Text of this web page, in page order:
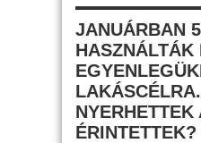
JANUÁRBAN
HASZNÁLTÁK
NYERHETTEK
ÉRINTETTEK?